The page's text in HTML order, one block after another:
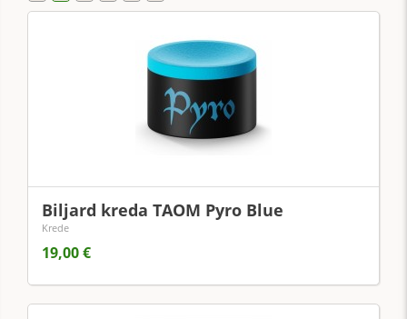
Biljard kreda TAOM Pyro Blue
Krede
19,00 €